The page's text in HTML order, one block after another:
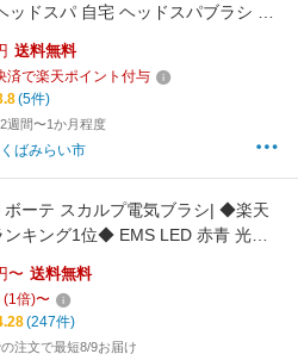
ッドスパ 自宅 ヘッドスパブラシ 頭
皮ケア 電動 誕生日 プレゼント 実用
サージ
送料無料
済で楽天ポイント付与
(5件)
週間〜1か月程度
ばみらい市
ボーテ スカルプ電気ブラシ| ◆楽天
ンキング1位◆ EMS LED 赤青 光エ
小顔 低周波 高周波 リフトケア 頭
フェイス 首 デコルテ 美顔器 人気
れ筋 ギフト 全額返金保証 ギフト
〜 送料無料
(1倍)〜
(247件)
注文で最短8/9お届け